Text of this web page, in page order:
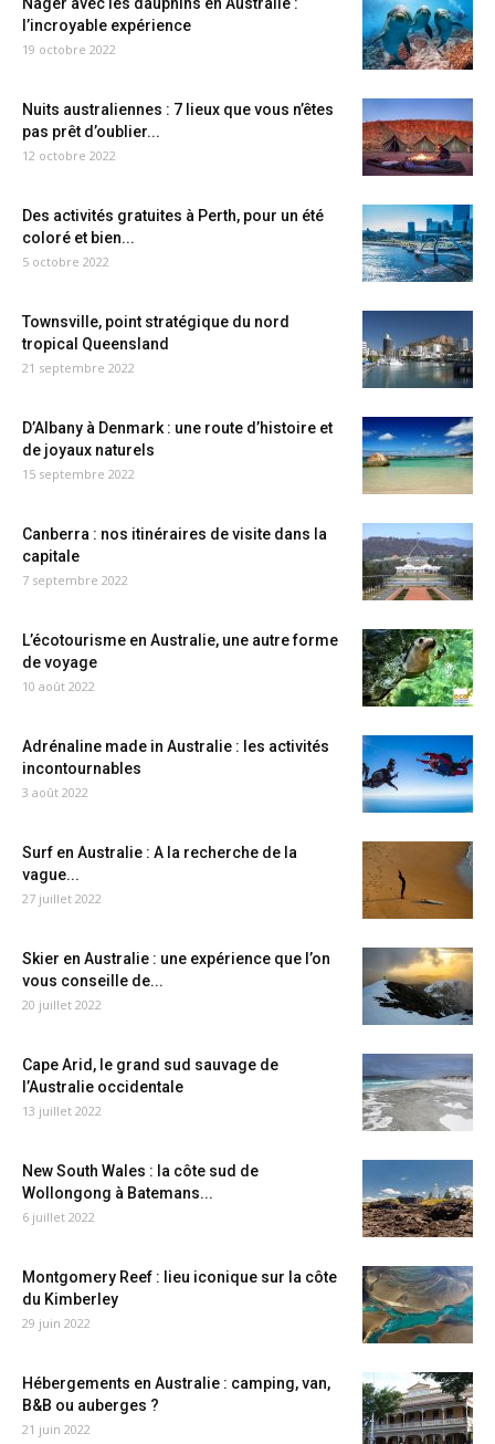
l’incroyable expérience
19 octobre 2022
Nuits australiennes : 7 lieux que vous n’êtes
pas prêt d’oublier...
12 octobre 2022
Des activités gratuites à Perth, pour un été
coloré et bien...
5 octobre 2022
Townsville, point stratégique du nord
tropical Queensland
21 septembre 2022
D’Albany à Denmark : une route d’histoire et
de joyaux naturels
15 septembre 2022
Canberra : nos itinéraires de visite dans la
capitale
7 septembre 2022
L’écotourisme en Australie, une autre forme
de voyage
10 août 2022
Adrénaline made in Australie : les activités
incontournables
3 août 2022
Surf en Australie : A la recherche de la
vague...
27 juillet 2022
Skier en Australie : une expérience que l’on
vous conseille de...
20 juillet 2022
Cape Arid, le grand sud sauvage de
l’Australie occidentale
13 juillet 2022
New South Wales : la côte sud de
Wollongong à Batemans...
6 juillet 2022
Montgomery Reef : lieu iconique sur la côte
du Kimberley
29 juin 2022
Hébergements en Australie : camping, van,
B&B ou auberges ?
21 juin 2022